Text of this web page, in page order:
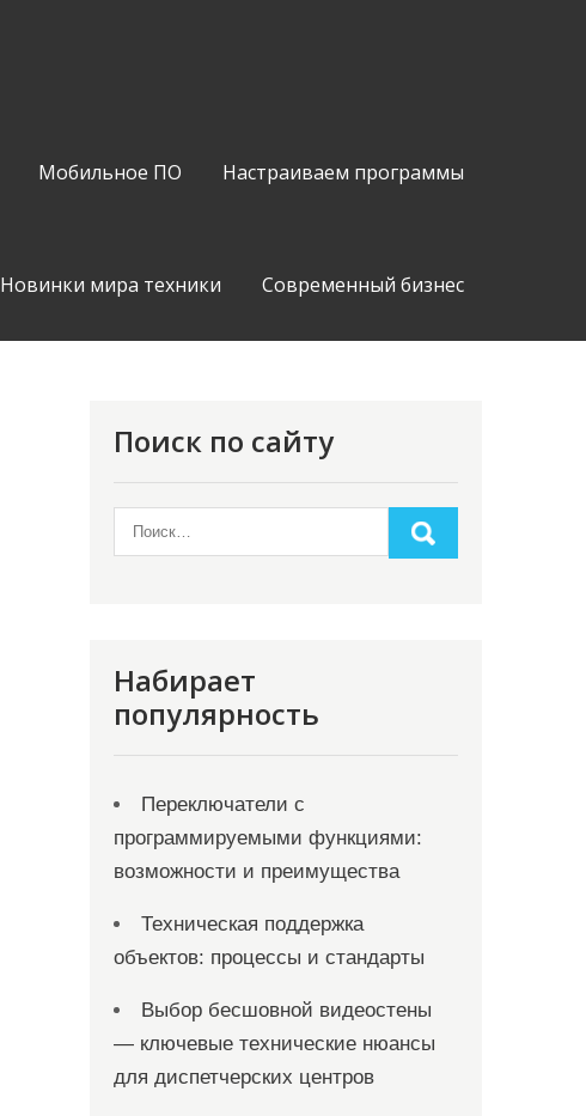
Мобильное ПО Настраиваем программы
Новинки мира техники Современный бизнес
Поиск по сайту
Набирает
популярность
Переключатели с
программируемыми функциями:
возможности и преимущества
Техническая поддержка
объектов: процессы и стандарты
Выбор бесшовной видеостены
— ключевые технические нюансы
для диспетчерских центров